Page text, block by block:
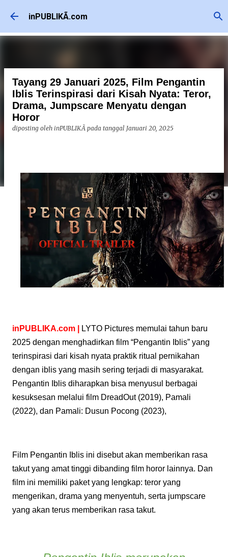
Langsung ke konten utama
inPUBLIKÃ.com
Tayang 29 Januari 2025, Film Pengantin
Iblis Terinspirasi dari Kisah Nyata: Teror,
Drama, Jumpscare Menyatu dengan
Horor
diposting oleh inPUBLIKÃ pada tanggal Januari 20, 2025
inPUBLIKA.com
LYTO Pictures memulai tahun baru
2025 dengan menghadirkan film “Pengantin Iblis” yang
terinspirasi dari kisah nyata praktik ritual pernikahan
dengan iblis yang masih sering terjadi di masyarakat.
Pengantin Iblis diharapkan bisa menyusul berbagai
kesuksesan melalui film DreadOut (2019), Pamali
(2022), dan Pamali: Dusun Pocong (2023),
Film Pengantin Iblis ini disebut akan memberikan rasa
takut yang amat tinggi dibanding film horor lainnya. Dan
film ini memiliki paket yang lengkap: teror yang
mengerikan, drama yang menyentuh, serta jumpscare
yang akan terus memberikan rasa takut.